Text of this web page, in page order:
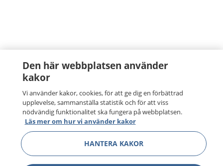
Den här webbplatsen använder
kakor
Vi använder kakor, cookies, för att ge dig en förbättrad
upplevelse, sammanställa statistik och för att viss
nödvändig funktionalitet ska fungera på webbplatsen.
Läs mer om hur vi använder kakor
HANTERA KAKOR